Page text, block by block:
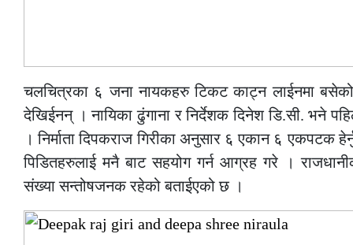
चलचित्रका ६ जना नायकहरु टिकट काट्न लाईनमा बसेको
देखिईनन् । नायिका ढुंगाना र निर्देशक दिनेश डि.सी. भने
। निर्माता दिपकराज गिरीका अनुसार ६ एकान ६ एकपटक
पिडितहरुलाई मनै बाट सहयोग गर्न आग्रह गरे ।
संख्या सन्तोषजनक रहेको बताईएको छ ।